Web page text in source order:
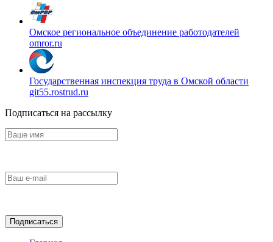
Омское региональное объединение работодателей
omror.ru
Государственная инспекция труда в Омской области
git55.rostrud.ru
Подписаться на рассылку